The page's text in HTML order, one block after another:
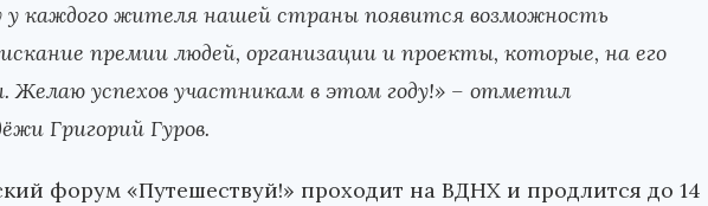
у каждого жителя нашей страны появится возможность
премии людей, организации и проекты, которые, на его
Желаю успехов участникам в этом году!» – отметил
Григорий Гуров.
форум «Путешествуй!» проходит на ВДНХ и продлится до 14